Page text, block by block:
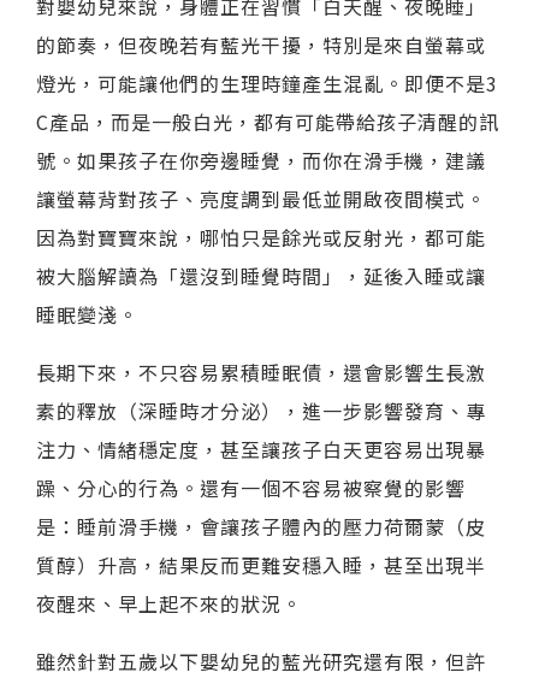
對嬰幼兒來說，身體正在習慣「白天醒、夜晚睡」
的節奏，但夜晚若有藍光干擾，特別是來自螢幕或
燈光，可能讓他們的生理時鐘產生混亂。即便不是3
C產品，而是一般白光，都有可能帶給孩子清醒的訊
號。如果孩子在你旁邊睡覺，而你在滑手機，建議
讓螢幕背對孩子、亮度調到最低並開啟夜間模式。
因為對寶寶來說，哪怕只是餘光或反射光，都可能
被大腦解讀為「還沒到睡覺時間」，延後入睡或讓
睡眠變淺。
長期下來，不只容易累積睡眠債，還會影響生長激
素的釋放（深睡時才分泌），進一步影響發育、專
注力、情緒穩定度，甚至讓孩子白天更容易出現暴
躁、分心的行為。還有一個不容易被察覺的影響
是：睡前滑手機，會讓孩子體內的壓力荷爾蒙（皮
質醇）升高，結果反而更難安穩入睡，甚至出現半
夜醒來、早上起不來的狀況。
雖然針對五歲以下嬰幼兒的藍光研究還有限，但許